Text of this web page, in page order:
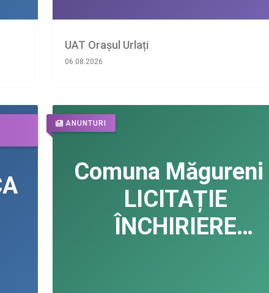
UAT Orașul Urlați
06.08.2026
ANUNTURI